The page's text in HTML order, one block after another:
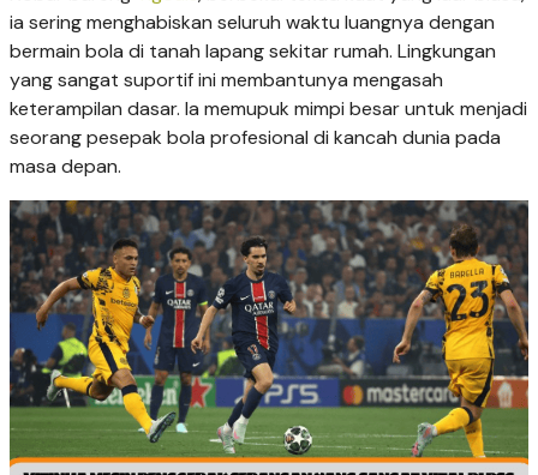
ia sering menghabiskan seluruh waktu luangnya dengan
bermain bola di tanah lapang sekitar rumah. Lingkungan
yang sangat suportif ini membantunya mengasah
keterampilan dasar. Ia memupuk mimpi besar untuk menjadi
seorang pesepak bola profesional di kancah dunia pada
masa depan.